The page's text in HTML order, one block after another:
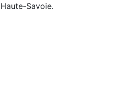
Haute-Savoie.